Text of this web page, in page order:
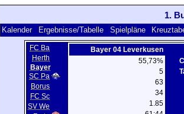
1.
Kalender Ergebnisse/Tabelle Spielpläne
FC Ba
Herth
Bayer
SC Pa
Borus
FC Sc
SV We
Bayer 04 Leverkusen
55,73%
5
63
34
1.85